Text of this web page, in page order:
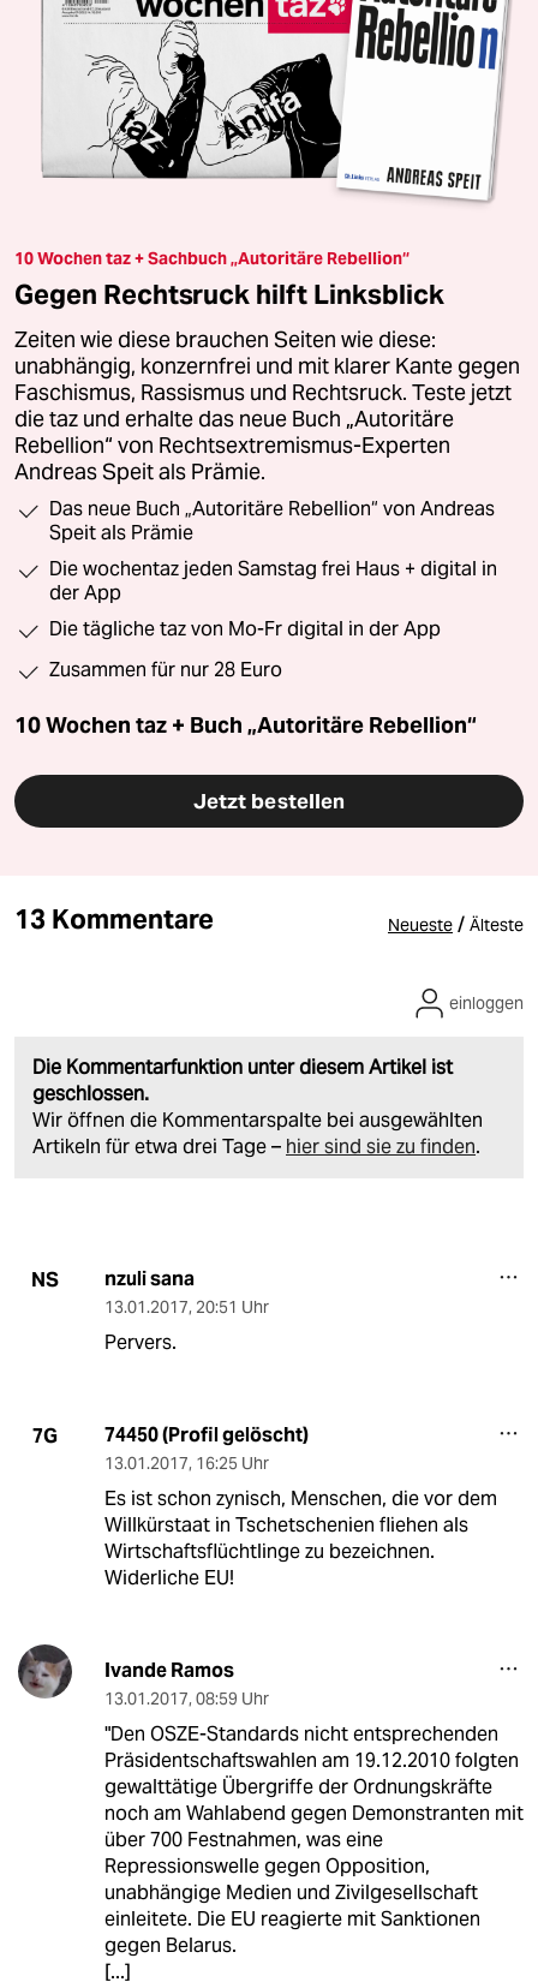
10 Wochen taz + Sachbuch „Autoritäre Rebellion“
Gegen Rechtsruck hilft Linksblick
Zeiten wie diese brauchen Seiten wie diese:
unabhängig, konzernfrei und mit klarer Kante gegen
Faschismus, Rassismus und Rechtsruck. Teste jetzt
die taz und erhalte das neue Buch „Autoritäre
Rebellion“ von Rechtsextremismus-Experten
Andreas Speit als Prämie.
Das neue Buch „Autoritäre Rebellion“ von Andreas
Speit als Prämie
Die wochentaz jeden Samstag frei Haus + digital in
der App
Die tägliche taz von Mo-Fr digital in der App
Zusammen für nur 28 Euro
10 Wochen taz + Buch „Autoritäre Rebellion“
Jetzt bestellen
13 Kommentare Neueste / Älteste
Die Kommentarfunktion unter diesem Artikel ist
geschlossen.
Wir öffnen die Kommentarspalte bei ausgewählten
Artikeln für etwa drei Tage – hier sind sie zu finden.
einloggen
NS nzuli sana
13.01.2017, 20:51 Uhr
Pervers.
7G 74450 (Profil gelöscht)
13.01.2017, 16:25 Uhr
Es ist schon zynisch, Menschen, die vor dem
Willkürstaat in Tschetschenien fliehen als
Wirtschaftsflüchtlinge zu bezeichnen.
Widerliche EU!
Ivande Ramos
13.01.2017, 08:59 Uhr
"Den OSZE-Standards nicht entsprechenden
Präsidentschaftswahlen am 19.12.2010 folgten
gewalttätige Übergriffe der Ordnungskräfte
noch am Wahlabend gegen Demonstranten mit
über 700 Festnahmen, was eine
Repressionswelle gegen Opposition,
unabhängige Medien und Zivilgesellschaft
einleitete. Die EU reagierte mit Sanktionen
gegen Belarus.
[...]